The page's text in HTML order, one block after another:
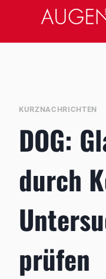
springen
KURZNACHRICHTEN
DOG:
durch
prüfen